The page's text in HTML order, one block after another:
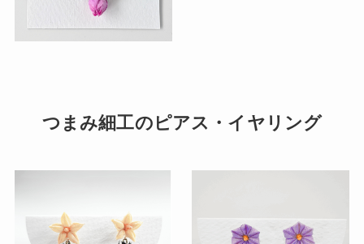
つまみ細工のピアス・イヤリング